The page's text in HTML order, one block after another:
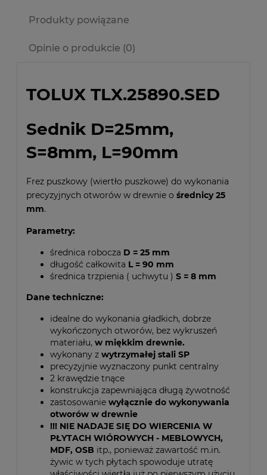
Produkty powiązane
Opinie o produkcie (0)
TOLUX TLX.25890.SED
Sednik D=25mm,
S=8mm, L=90mm
Frez puszkowy (wiertło puszkowe) do wykonania
precyzyjnych otworów w drewnie o średnicy 25
mm.
Parametry:
średnica robocza D = 25 mm
długość całkowita L = 90 mm
średnica trzpienia ( uchwytu ) S = 8 mm
Dane techniczne:
idealne do wykonania gładkich, dobrze
wykończonych otworów, bez wykruszeń
materiału, w miękkim drewnie.
wykonany z wytrzymałej stali SP
precyzyjnie wyznaczony punkt centralny
2 krawędzie tnące
konstrukcja zapewniająca długą żywotność
zastosowanie wyłącznie do wykonywania
otworów w drewnie
!!! NIE NADAJE SIĘ DO WIERCENIA W
PŁYTACH WIÓROWYCH - MEBLOWYCH,
MDF, OSB itp., ponieważ zawartość m.in.
żywic w tych płytach spowoduje utratę